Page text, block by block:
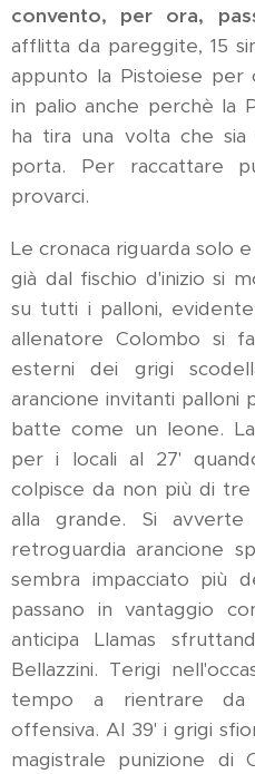
convento, per ora,
afflitta da pareggite, 15
appunto la Pistoiese per
in palio anche perchè la
ha tira una volta che sia
porta. Per raccattare
provarci.
Le cronaca riguarda solo
già dal fischio d'inizio si
su tutti i palloni,
allenatore Colombo si
esterni dei grigi
arancione invitanti palloni
batte come un leone.
per i locali al 27'
colpisce da non più di
alla grande. Si
retroguardia arancione
sembra impacciato più
passano in vantaggio
anticipa Llamas
Bellazzini. Terigi
tempo a rientrare da
offensiva. Al 39' i grigi
magistrale punizione di